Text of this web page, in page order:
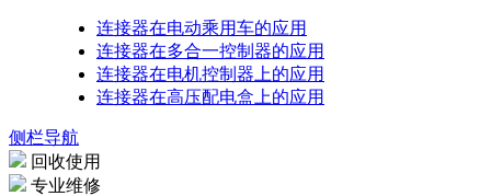
连接器在电动乘用车的应用
连接器在多合一控制器的应用
连接器在电机控制器上的应用
连接器在高压配电盒上的应用
侧栏导航
回收使用
专业维修